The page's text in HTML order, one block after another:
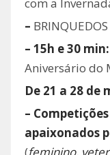
com a
–
– 15h e 30 min:
Aniversário do
De 21 a 28 de
–
apaixonados